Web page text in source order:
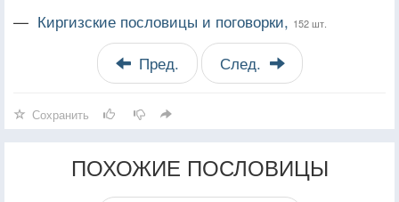
— Киргизские пословицы и поговорки, 152 шт.
Пред. След.
Сохранить
ПОХОЖИЕ ПОСЛОВИЦЫ